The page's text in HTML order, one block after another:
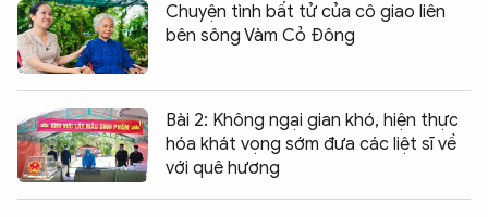
Chuyện tình bất tử của cô giao liên
bên sông Vàm Cỏ Đông
Bài 2: Không ngại gian khó, hiện thực
hóa khát vọng sớm đưa các liệt sĩ về
với quê hương